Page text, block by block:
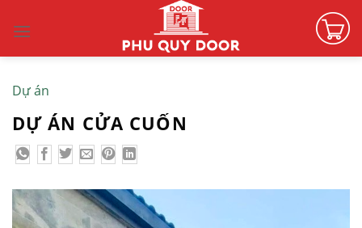
Dự án
DỰ ÁN CỬA CUỐN